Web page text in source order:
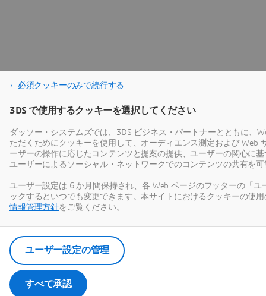
必須クッキーのみで続行する
3DS で使用するクッキーを選択してください
ダッソー・システムズでは、3DS ビジネス・パートナーとともに、
ただくためにクッキーを使用して、オーディエンス測定および Web
ーザーの操作に応じたコンテンツと提案の提供、ユーザーの関心に
ユーザーによるソーシャル・ネットワークでのコンテンツの共有を
ユーザー設定は 6 か月間保持され、各 Web ページのフッターの「ユ
ックするといつでも変更できます。本サイトにおけるクッキーの使
情報管理方針をご覧ください。
すべて承認
ユーザー設定の管理